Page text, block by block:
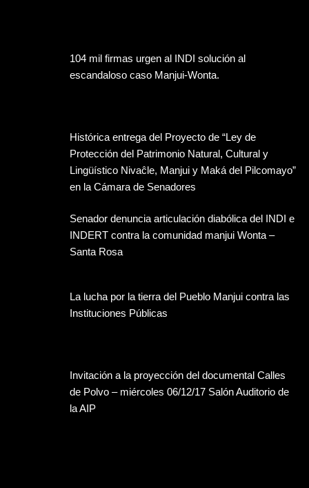
104 mil firmas urgen al INDI solución al
escandaloso caso Manjui-Wonta.
Histórica entrega del Proyecto de “Ley de
Protección del Patrimonio Natural, Cultural y
Lingüístico Nivaĉle, Manjui y Maká del Pilcomayo”
en la Cámara de Senadores
Senador denuncia articulación diabólica del INDI e
INDERT contra la comunidad manjui Wonta –
Santa Rosa
La lucha por la tierra del Pueblo Manjui contra las
Instituciones Públicas
Invitación a la proyección del documental Calles
de Polvo – miércoles 06/12/17 Salón Auditorio de
la AIP